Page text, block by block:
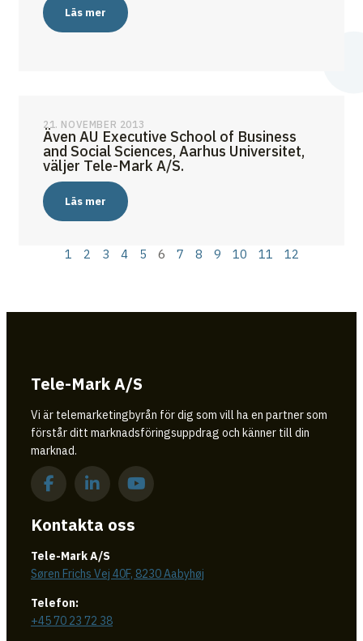
Läs mer
21. NOVEMBER 2013
Även AU Executive School of Business
and Social Sciences, Aarhus Universitet,
väljer Tele-Mark A/S.
Läs mer
1 2 3 4 5 6 7 8 9 10 11 12
Tele-Mark A/S
Vi är telemarketingbyrån för dig som vill ha en partner som
förstår ditt marknadsföringsuppdrag och känner till din
marknad.
Kontakta oss
Tele-Mark A/S
Søren Frichs Vej 40F, 8230 Aabyhøj
Telefon:
+45 70 23 72 38